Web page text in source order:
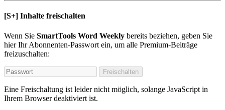
[S+] Inhalte freischalten
Wenn Sie SmartTools Word Weekly bereits beziehen, geben Sie
hier Ihr Abonnenten-Passwort ein, um alle Premium-Beiträge
freizuschalten:
Freischalten
Eine Freischaltung ist leider nicht möglich, solange JavaScript in
Ihrem Browser deaktiviert ist.